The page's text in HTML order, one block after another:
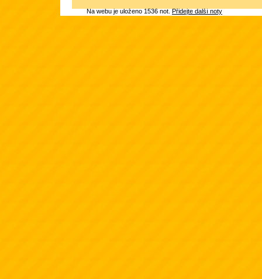
Na webu je uloženo 1536 not.Přidejte další noty